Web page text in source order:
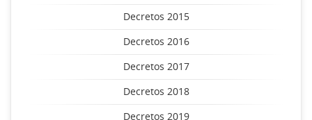
Decretos 2015
Decretos 2016
Decretos 2017
Decretos 2018
Decretos 2019